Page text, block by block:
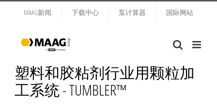
MAAG新闻 下载中心 泵计算器 国际网站
塑料和胶粘剂行业用颗粒加
工系统 - TUMBLER™